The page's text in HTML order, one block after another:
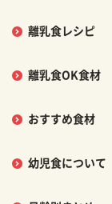
離乳食レシピ
離乳食OK食材
おすすめ食材
幼児食について